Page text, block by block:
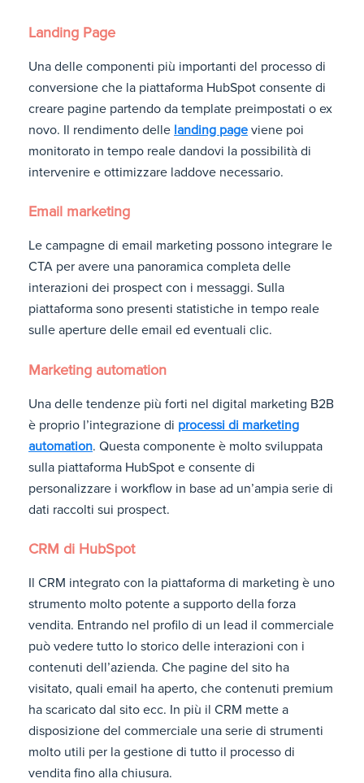
Landing Page
Una delle componenti più importanti del processo di
conversione che la piattaforma HubSpot consente di
creare pagine partendo da template preimpostati o ex
novo. Il rendimento delle landing page viene poi
monitorato in tempo reale dandovi la possibilità di
intervenire e ottimizzare laddove necessario.
Email marketing
Le campagne di email marketing possono integrare le
CTA per avere una panoramica completa delle
interazioni dei prospect con i messaggi. Sulla
piattaforma sono presenti statistiche in tempo reale
sulle aperture delle email ed eventuali clic.
Marketing automation
Una delle tendenze più forti nel digital marketing B2B
è proprio l’integrazione di processi di marketing
automation. Questa componente è molto sviluppata
sulla piattaforma HubSpot e consente di
personalizzare i workflow in base ad un’ampia serie di
dati raccolti sui prospect.
CRM di HubSpot
Il CRM integrato con la piattaforma di marketing è uno
strumento molto potente a supporto della forza
vendita. Entrando nel profilo di un lead il commerciale
può vedere tutto lo storico delle interazioni con i
contenuti dell’azienda. Che pagine del sito ha
visitato, quali email ha aperto, che contenuti premium
ha scaricato dal sito ecc. In più il CRM mette a
disposizione del commerciale una serie di strumenti
molto utili per la gestione di tutto il processo di
vendita fino alla chiusura.